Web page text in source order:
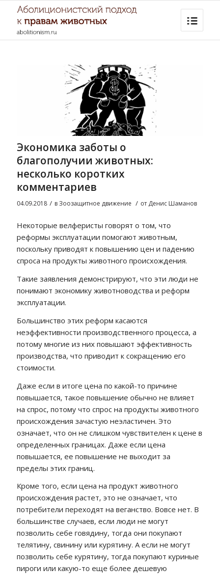
Экономика заботы о
благополучии животных:
несколько коротких
комментариев
04.09.2018 / в Зоозащитное движение / от Денис Шаманов
Некоторые велферисты говорят о том, что
реформы эксплуатации помогают животным,
поскольку приводят к повышению цен и падению
спроса на продукты животного происхождения.
Такие заявления демонстрируют, что эти люди не
понимают экономику животноводства и реформ
эксплуатации.
Большинство этих реформ касаются
неэффективности производственного процесса, а
потому многие из них повышают эффективность
производства, что приводит к сокращению его
стоимости.
Даже если в итоге цена по какой-то причине
повышается, такое повышение обычно не влияет
на спрос, потому что спрос на продукты животного
происхождения зачастую неэластичен. Это
означает, что он не слишком чувствителен к цене в
определенных границах. Даже если цена
повышается, ее повышение не выходит за
пределы этих границ.
Кроме того, если цена на продукт животного
происхождения растет, это не означает, что
потребители переходят на веганство. Вовсе нет. В
большинстве случаев, если люди не могут
позволить себе говядину, тогда они покупают
телятину, свинину или курятину. А если не могут
позволить себе курятину, тогда покупают куриные
пироги или какую-то еще более дешевую